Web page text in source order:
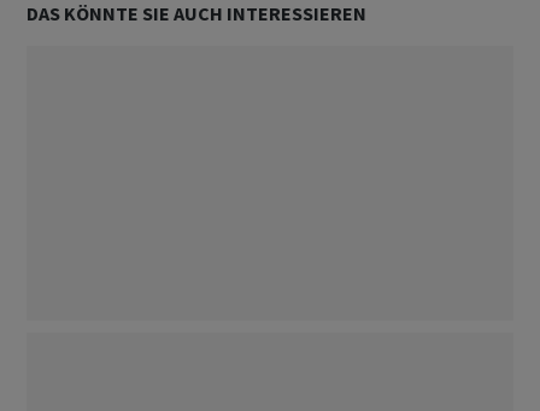
DAS KÖNNTE SIE AUCH INTERESSIEREN